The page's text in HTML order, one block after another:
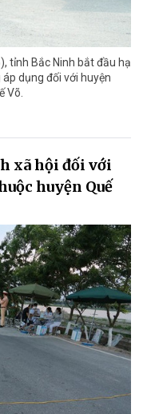
tỉnh Bắc Ninh bắt đầu hạ
dụng đối với huyện
Võ.
xã hội đối với
huyện Quế